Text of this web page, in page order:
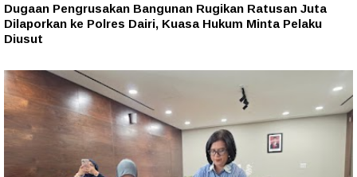
Dugaan Pengrusakan Bangunan Rugikan Ratusan Juta
Dilaporkan ke Polres Dairi, Kuasa Hukum Minta Pelaku
Diusut